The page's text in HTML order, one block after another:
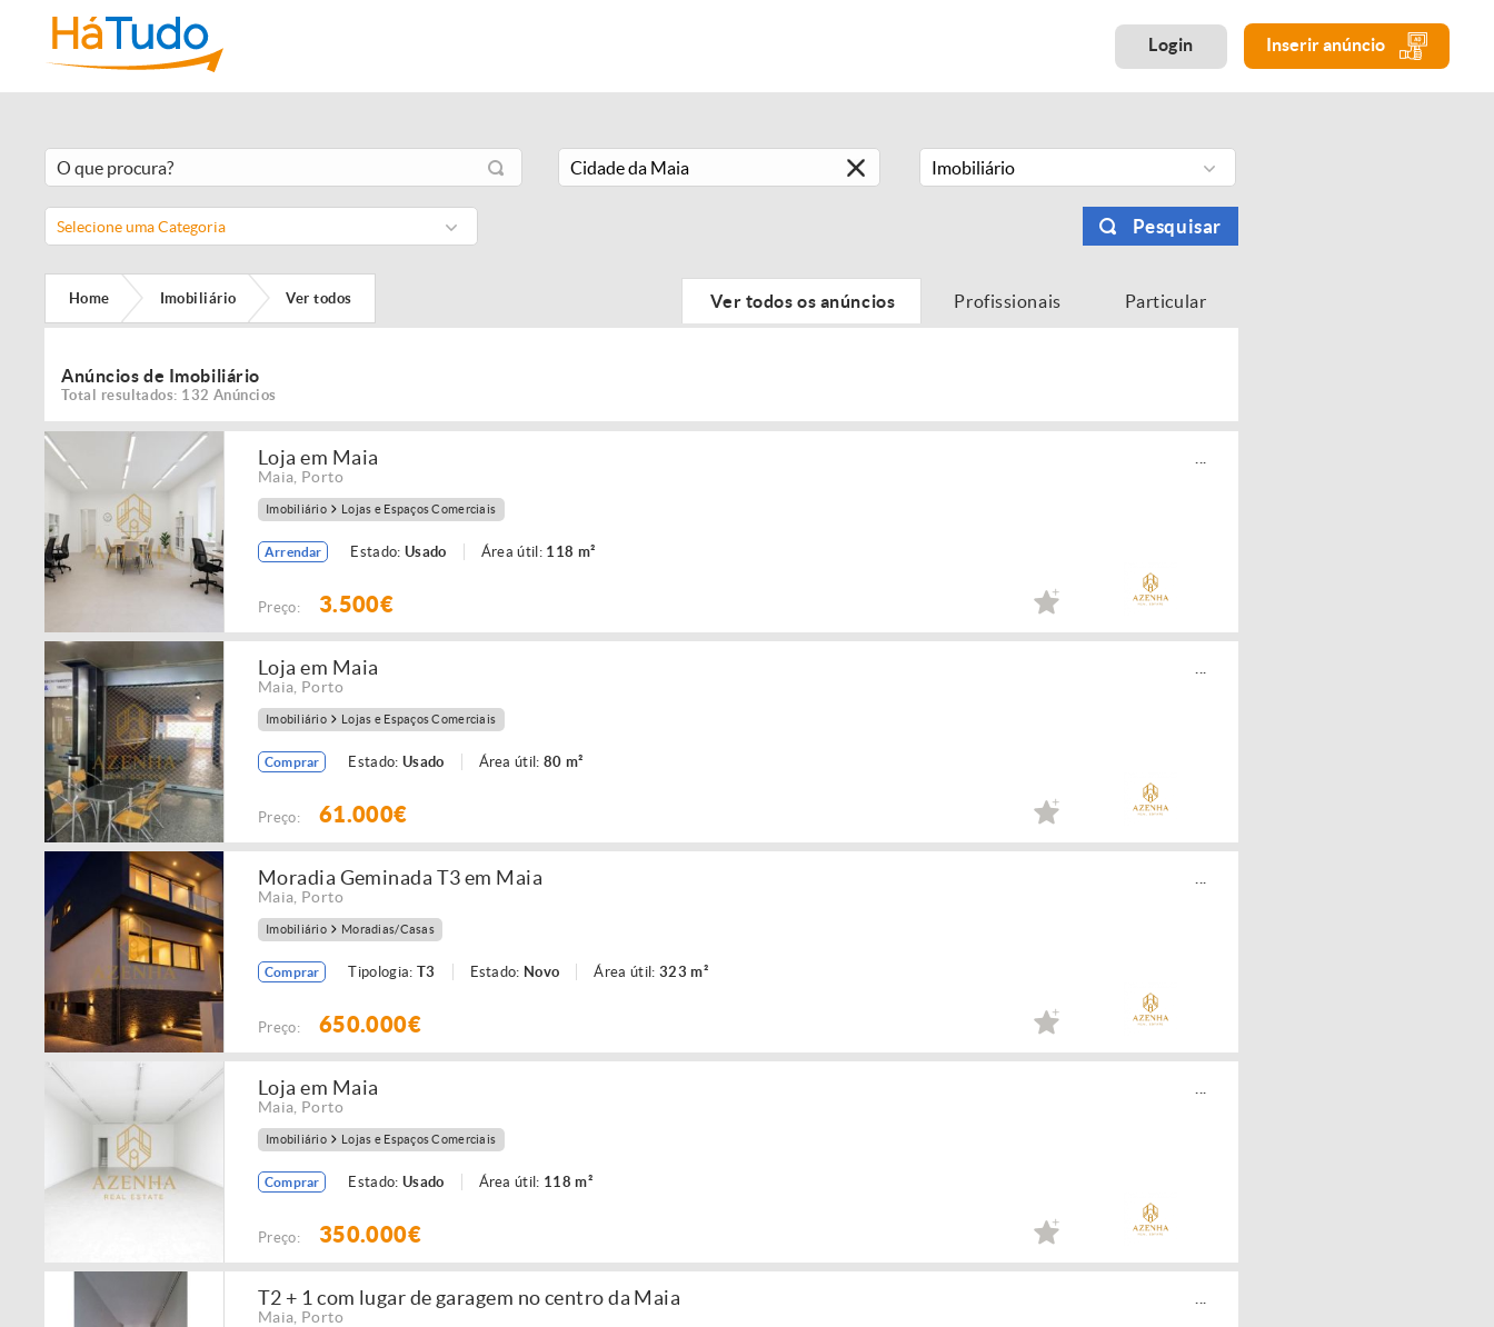
Login Inserir anúncio
Imobiliário
Selecione uma Categoria Pesquisar
Home Imobiliário Ver todos Ver todos os anúncios Profissionais Particular
Anúncios de Imobiliário
Total resultados: 132 Anúncios
Loja em Maia
Maia Porto
Imobiliário Lojas e Espaços Comerciais
Arrendar Estado:Usado Área útil: 118 m²
Preço: 3.500€
Loja em Maia
Maia Porto
Imobiliário Lojas e Espaços Comerciais
Comprar Estado: Usado Área útil:80 m²
Preço: 61.000€
Moradia Geminada T3 em Maia
Maia Porto
Imobiliário Moradias/Casas
Comprar Tipologia: T3 Estado: Novo Área útil: 323 m²
Preço: 650.000€
Loja em Maia
Maia Porto
Imobiliário Lojas e Espaços Comerciais
Comprar Estado: Usado Área útil: 118 m²
Preço: 350.000€
T2 + 1 com lugar de garagem no centro da Maia
Maia Porto